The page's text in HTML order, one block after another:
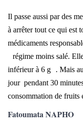
Il passe aussi par des
à arrêter tout ce qui est
médicaments
régime moins salé.
inférieur à 6 g . Mais
jour pendant 30
consommation de fruits
Fatoumata NAPHO